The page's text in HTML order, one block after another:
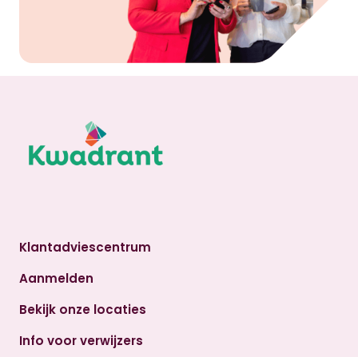
Klantadviescentrum
Aanmelden
Bekijk onze locaties
Info voor verwijzers